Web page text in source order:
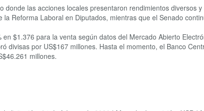
donde las acciones locales presentaron rendimientos diversos
Reforma Laboral en Diputados, mientras que el Senado
$1.376 para la venta según datos del Mercado Abierto
divisas por US$167 millones. Hasta el momento, el Banco
millones.